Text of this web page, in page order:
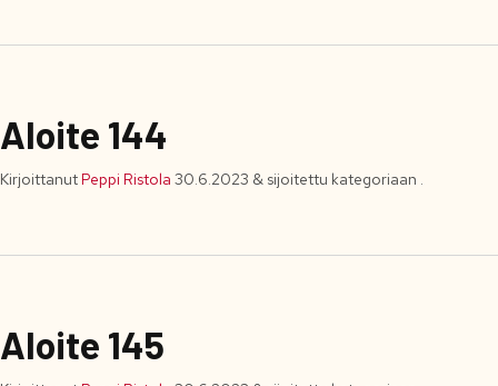
Aloite 144
KirjoittanutPeppi Ristola 30.6.2023 & sijoitettu kategoriaan .
Aloite 145